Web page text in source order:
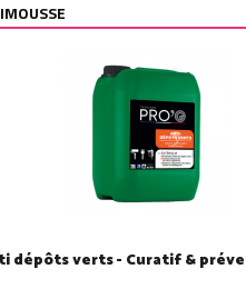
dépôts verts - Curatif &